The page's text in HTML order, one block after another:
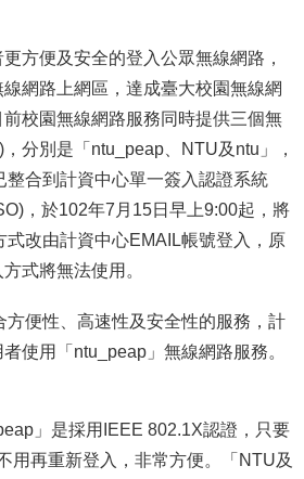
方便及安全的登入公眾無線網路，
網路上網區，達成臺大校園無線網
校園無線網路服務同時提供三個無
分別是「ntu_peap、NTU及ntu」，
整合到計資中心單一簽入認證系統
，於102年7月15日早上9:00起，將
式改由計資中心EMAIL帳號登入，原
式將無法使用。
方便性、高速性及安全性的服務，計
使用「ntu_peap」無線網路服務。
」是採用IEEE 802.1X認證，只要
用再重新登入，非常方便。「NTU及